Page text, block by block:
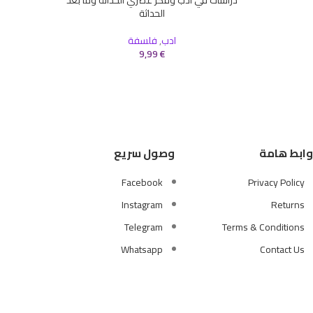
الحداثة
ادب,فلسفة
9,99€
هامة
Privacy Policy
Returns
Terms & Conditions
Contact Us
وصول سريع
Facebook
Instagram
Telegram
Whatsapp